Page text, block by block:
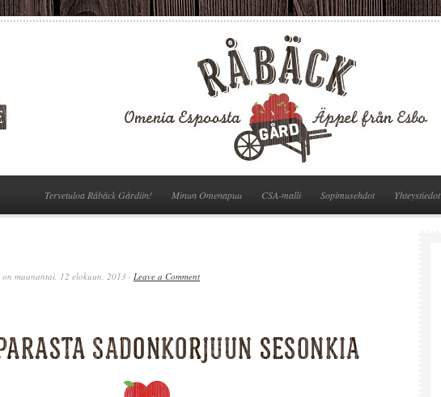
Tervetuloa Råbäck Gårdiin! Minun Omenapuu CSA-malli Sopimusehdot Yhteystiedot
on maanantai, 12 elokuun, 2013 · Leave a Comment